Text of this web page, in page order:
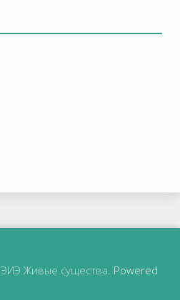
ЭИЭ Живые существа . Powered